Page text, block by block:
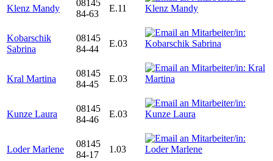
Klenz Mandy
08145
84-63
E.11
Kobarschik
Sabrina
08145
84-44
E.03
Kral Martina
08145
84-45
E.03
Kunze Laura
08145
84-46
E.03
Loder Marlene
08145
84-17
1.03